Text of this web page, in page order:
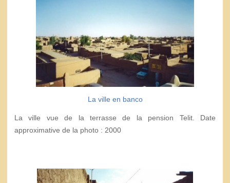
La ville en banco
La ville vue de la terrasse de la pension Telit. Date
approximative de la photo : 2000